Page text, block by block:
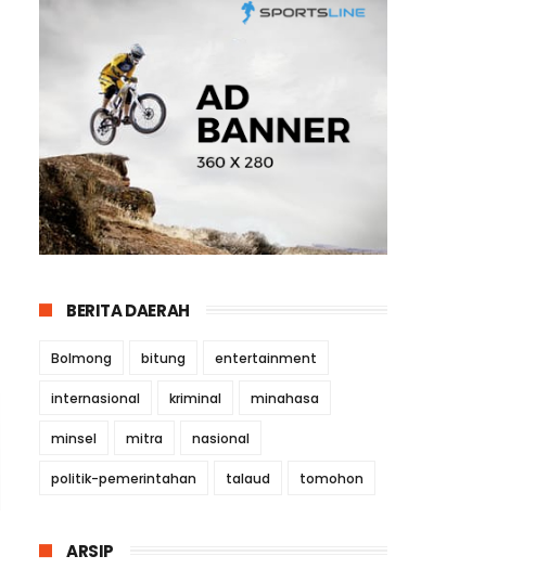
BERITA DAERAH
Bolmong bitung entertainment
internasional kriminal minahasa
minsel mitra nasional
politik-pemerintahan talaud tomohon
ARSIP